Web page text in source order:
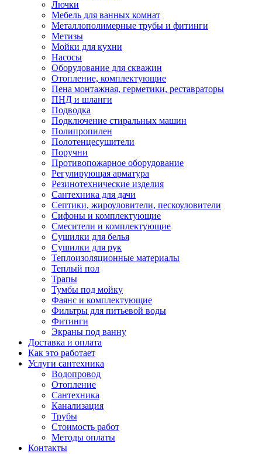
Лючки
Мебель для ванных комнат
Металлополимерные трубы и фитинги
Метизы
Мойки для кухни
Насосы
Оборудование для скважин
Отопление, комплектующие
Пена монтажная, герметики, реставраторы
ПНД и шланги
Подводка
Подключение стиральных машин
Полипропилен
Полотенцесушители
Поручни
Противопожарное оборудование
Регулирующая арматура
Резинотехнические изделия
Сантехника для дачи
Септики, жироуловители, пескоуловители
Сифоны и комплектующие
Смесители и комплектующие
Сушилки для белья
Сушилки для рук
Теплоизоляционные материалы
Теплый пол
Трапы
Тумбы под мойку
Фаянс и комплектующие
Фильтры для питьевой воды
Фитинги
Экраны под ванну
Доставка и оплата
Как это работает
Услуги сантехника
Водопровод
Отопление
Сантехника
Канализация
Трубы
Стоимость работ
Методы оплаты
Контакты